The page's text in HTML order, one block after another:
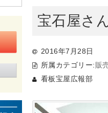
宝石屋さ
2016年7月28日
所属カテゴリー:販
看板宝屋広報部